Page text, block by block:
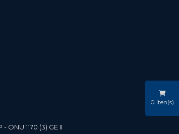
ONU 1170 (3) GE II
0 iten(s)